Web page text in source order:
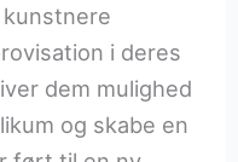
i deres
dem mulighed
og skabe en